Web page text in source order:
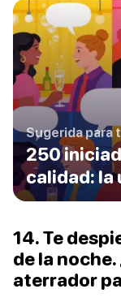
Sugerida para
250
calidad: la
14. Te
de la
aterrador